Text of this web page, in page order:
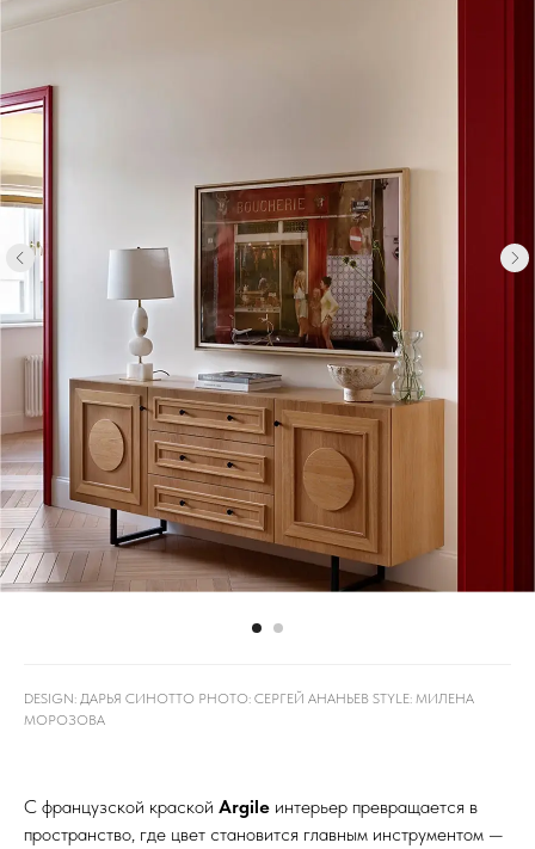
DESIGN: ДАРЬЯ СИНОТТО PHOTO: СЕРГЕЙ АНАНЬЕВ STYLE: МИЛЕНА
МОРОЗОВА
С французской краской Argile интерьер превращается в
пространство, где цвет становится главным инструментом —